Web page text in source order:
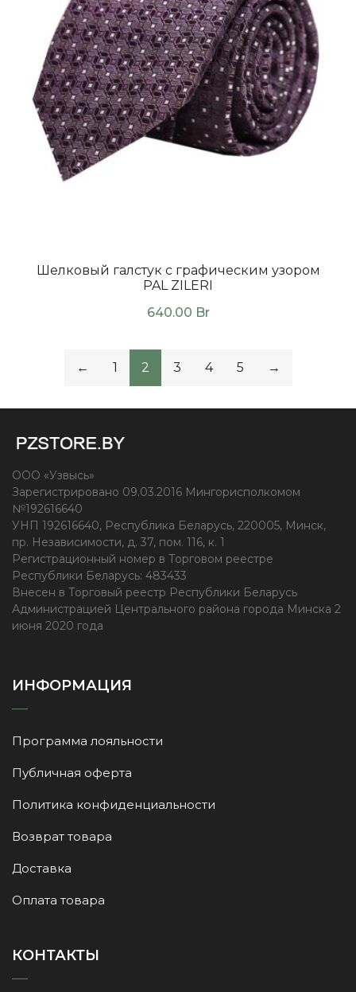
Шелковый галстук с графическим узором
PAL ZILERI
640.00 Br
← 1 2 3 4 5 →
ООО «Узвысь»
Зарегистрировано 09.03.2016 Мингорисполкомом
№192616640
УНП 192616640, Республика Беларусь, 220005, Минск,
пр. Независимости, д. 37, пом. 116, к. 1
Регистрационный номер в Торговом реестре
Республики Беларусь: 483433
Внесен в Торговый реестр Республики Беларусь
Администрацией Центрального района города Минска 2
июня 2020 года
ИНФОРМАЦИЯ
Программа лояльности
Публичная оферта
Политика конфиденциальности
Возврат товара
Доставка
Оплата товара
КОНТАКТЫ